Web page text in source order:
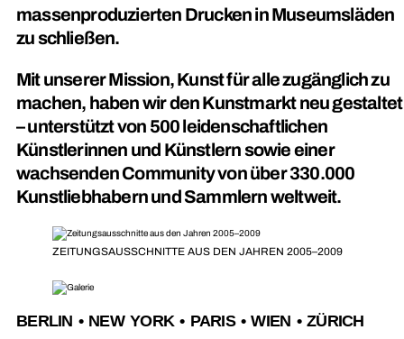
massenproduzierten Drucken in Museumsläden
zu schließen.
Mit unserer Mission, Kunst für alle zugänglich zu
machen, haben wir den Kunstmarkt neu gestaltet
– unterstützt von 500 leidenschaftlichen
Künstlerinnen und Künstlern sowie einer
wachsenden Community von über 330.000
Kunstliebhabern und Sammlern weltweit.
ZEITUNGSAUSSCHNITTE AUS DEN JAHREN 2005–2009
BERLIN • NEW YORK • PARIS • WIEN • ZÜRICH